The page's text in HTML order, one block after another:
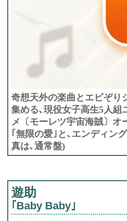
奇想天外の楽曲とエビぞり
集める､現役女子高生5人組
メ〔モーレツ宇宙海賊〕オ
｢無限の愛｣と､エンディン
真は､通常盤)
遊助
｢Baby Baby｣